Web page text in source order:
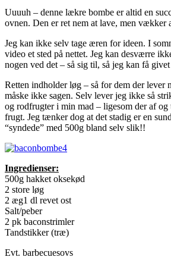
Uuuuh – denne lækre bombe er altid en
ovnen. Den er ret nem at lave, men vækker
Jeg kan ikke selv tage æren for ideen. I
video et sted på nettet. Jeg kan desværre
nogen ved det – så sig til, så jeg kan få
Retten indholder løg – så for dem der lever
måske ikke sagen. Selv lever jeg ikke så
og rodfrugter i min mad – ligesom der af og
frugt. Jeg tænker dog at det stadig er en
“syndede” med 500g bland selv slik!!
Ingredienser:
500g hakket oksekød
2 store løg
2 æg1 dl revet ost
Salt/peber
2 pk baconstrimler
Tandstikker (træ)
Evt. barbecuesovs